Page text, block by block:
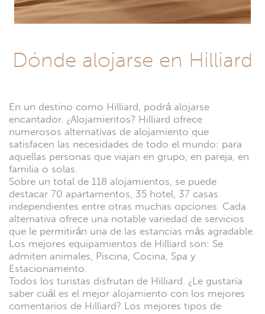
Dónde alojarse en Hilliard
En un destino como Hilliard, podrá alojarse
encantador. ¿Alojamientos? Hilliard ofrece
numerosos alternativas de alojamiento que
satisfacen las necesidades de todo el mundo: para
aquellas personas que viajan en grupo, en pareja, en
familia o solas.
Sobre un total de 118 alojamientos, se puede
destacar 70 apartamentos, 35 hotel, 37 casas
independientes entre otras muchas opciones. Cada
alternativa ofrece una notable variedad de servicios
que le permitirán una de las estancias más agradable.
Los mejores equipamientos de Hilliard son: Se
admiten animales, Piscina, Cocina, Spa y
Estacionamento.
Todos los turistas disfrutan de Hilliard. ¿Le gustaría
saber cuál es el mejor alojamiento con los mejores
comentarios de Hilliard? Los mejores tipos de